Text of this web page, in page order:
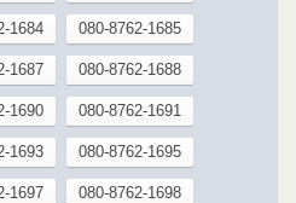
1684 080-8762-1685
1687 080-8762-1688
1690 080-8762-1691
1693 080-8762-1695
1697 080-8762-1698